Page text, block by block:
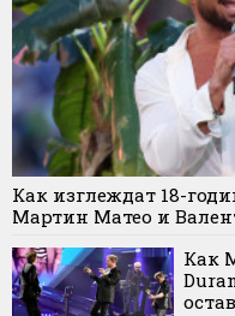
Как изглеждат 18-
Мартин Матео и
Как